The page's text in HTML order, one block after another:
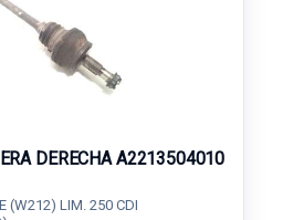
DERECHA A2213504010
(W212) LIM. 250 CDI